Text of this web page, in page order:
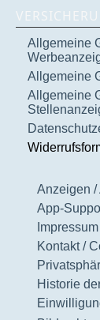
Allgemeine
Allgemeine
Allgemeine
Anzeigen /
App-
Impressum
Kontakt /
Historie